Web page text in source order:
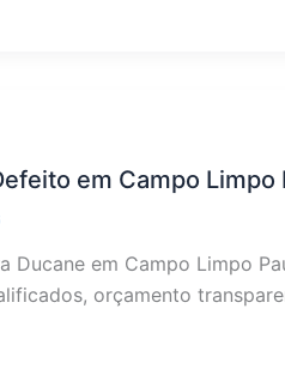
em Campo
Ducane em Campo Limpo
orçamento